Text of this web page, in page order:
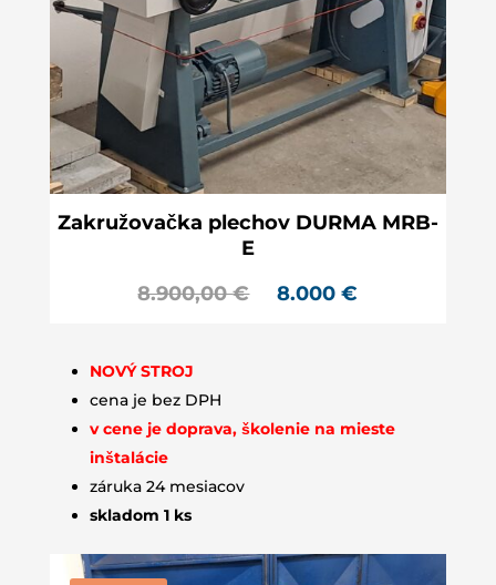
Zakružovačka plechov DURMA MRB-
E
8.900,00€ 8.000€
NOVÝ STROJ
cena je bez DPH
v cene je doprava, školenie na mieste
inštalácie
záruka 24 mesiacov
skladom 1 ks